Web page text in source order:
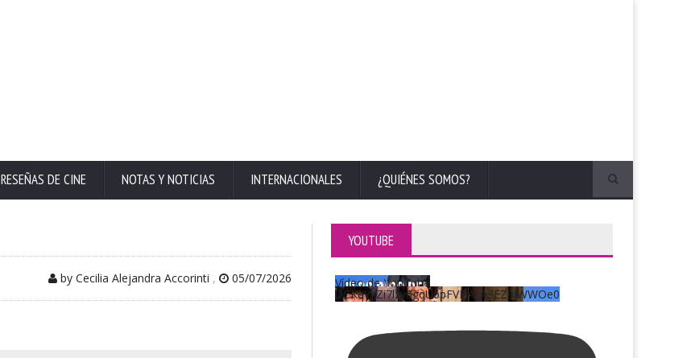
RESEÑAS DE CINE NOTAS Y NOTICIAS INTERNACIONALES ¿QUIÉNES SOMOS?
by Cecilia Alejandra Accorinti , 05/07/2026
YOUTUBE
Vídeo de YouTube
UCKqYjiZi7lzy6gqU6pFVFiA_A3EZ9JWWOe0